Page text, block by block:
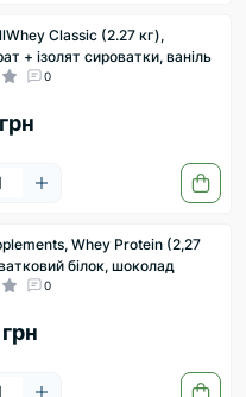
Classic (2.27 кг),
+ ізолят сироватки, ваніль
0
Whey Protein (2,27
білок, шоколад
0